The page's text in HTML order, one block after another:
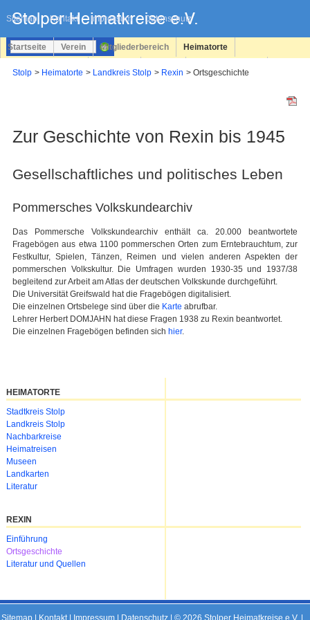
Sitemap Kontakt Impressum Datenschutz
überspringen
Startseite Verein Mitgliederbereich Heimatorte
Stolp Heimatorte Landkreis Stolp Rexin Ortsgeschichte
Zur Geschichte von Rexin bis 1945
Gesellschaftliches und politisches Leben
Pommersches Volkskundearchiv
Das Pommersche Volkskundearchiv enthält ca. 20.000 beantwortete
Fragebögen aus etwa 1100 pommerschen Orten zum Erntebrauchtum, zur
Festkultur, Spielen, Tänzen, Reimen und vielen anderen Aspekten der
pommerschen Volkskultur. Die Umfragen wurden 1930-35 und 1937/38
begleitend zur Arbeit am Atlas der deutschen Volkskunde durchgeführt.
Die Universität Greifswald hat die Fragebögen digitalisiert.
Die einzelnen Ortsbelege sind über die Karte abrufbar.
Lehrer Herbert DOMJAHN hat diese Fragen 1938 zu Rexin beantwortet.
Die einzelnen Fragebögen befinden sich hier.
HEIMATORTE
Navigation
überspringen
Stadtkreis Stolp
Landkreis Stolp
Nachbarkreise
Heimatreisen
Museen
Landkarten
Literatur
REXIN
Navigation
überspringen
Einführung
Ortsgeschichte
Literatur und Quellen
Sitemap| Kontakt| Impressum| Datenschutz| © 2026 Stolper Heimatkreise e.V. |